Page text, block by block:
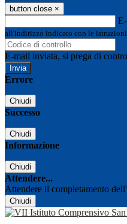
button close ×
all'indirizzo indicato con le istruzioni
E-mail inviata, si prega di
Errore
Chiudi
Successo
Chiudi
Informazione
Chiudi
Attendere...
Attendere il completamento
Chiudi